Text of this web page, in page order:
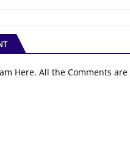
Here. All the Comments